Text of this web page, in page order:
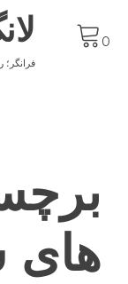
content
فرانگر؛
0
های